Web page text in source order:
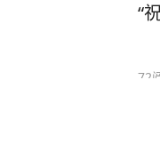
“
72